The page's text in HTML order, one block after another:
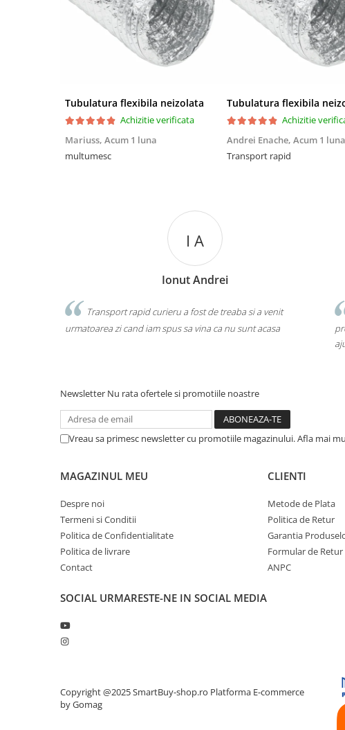
Tubulatura flexibila neizolata
Achizitie verificata
Mariuss, Acum 1 luna
multumesc
Tubulatura flexibila
Achizitie
Andrei Enache, Acum 1 luna
Transport rapid
I A
Ionut Andrei
Transport rapid curieru a fost de treaba si a venit
urmatoarea zi cand iam spus sa vina ca nu sunt acasa
ajus
Newsletter Nu rata ofertele si promotiile noastre
Vreau sa primesc newsletter cu promotiile magazinului. Afla mai
MAGAZINUL MEU
Despre noi
Termeni si Conditii
Politica de Confidentialitate
Politica de livrare
Contact
CLIENTI
Metode de Plata
Politica de Retur
Garantia
Formular de Retur
ANPC
SOCIAL URMARESTE-NE IN SOCIAL MEDIA
Copyright @2025 SmartBuy-shop.ro Platforma E-commerce
by Gomag